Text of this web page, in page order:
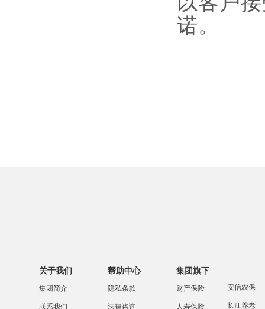
诺。
关于我们
集团简介
联系我们
帮助中心
隐私条款
法律咨询
集团旗下
财产保险
人寿保险
安信农保
长江养老